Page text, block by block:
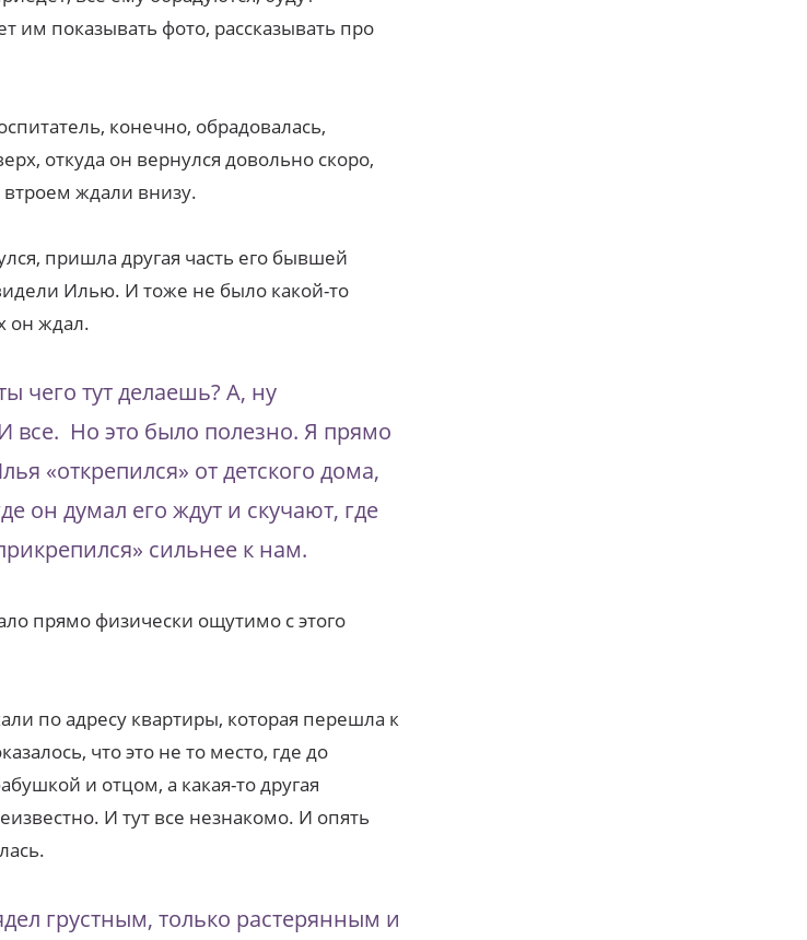
им показывать фото, рассказывать про
конечно, обрадовалась,
откуда он вернулся довольно скоро,
ждали внизу.
пришла другая часть его бывшей
Илью. И тоже не было какой-то
он ждал.
чего тут делаешь? А, ну
все. Но это было полезно. Я прямо
«открепился» от детского дома,
он думал его ждут и скучают, где
сильнее к нам.
прямо физически ощутимо с этого
по адресу квартиры, которая перешла к
что это не то место, где до
и отцом, а какая-то другая
И тут все незнакомо. И опять
грустным, только растерянным и